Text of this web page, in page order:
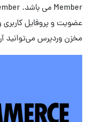
عضویت و پروفایل
مخزن وردپرس می‌توانید